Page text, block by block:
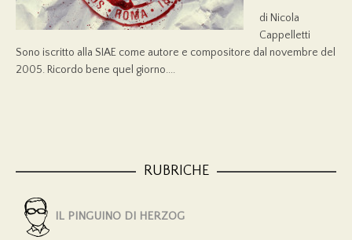
di Nicola
Cappelletti
Sono iscritto alla SIAE come autore e compositore dal novembre del
2005. Ricordo bene quel giorno....
RUBRICHE
IL PINGUINO DI HERZOG